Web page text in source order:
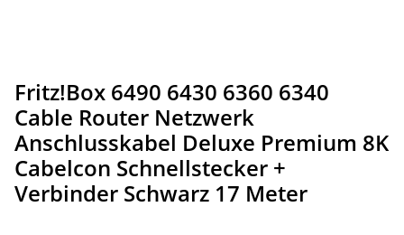
Fritz!Box 6490 6430 6360 6340
Cable Router Netzwerk
Anschlusskabel Deluxe Premium 8K
Cabelcon Schnellstecker +
Verbinder Schwarz 17 Meter